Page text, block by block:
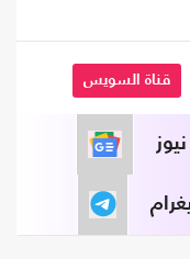
قناة السويس